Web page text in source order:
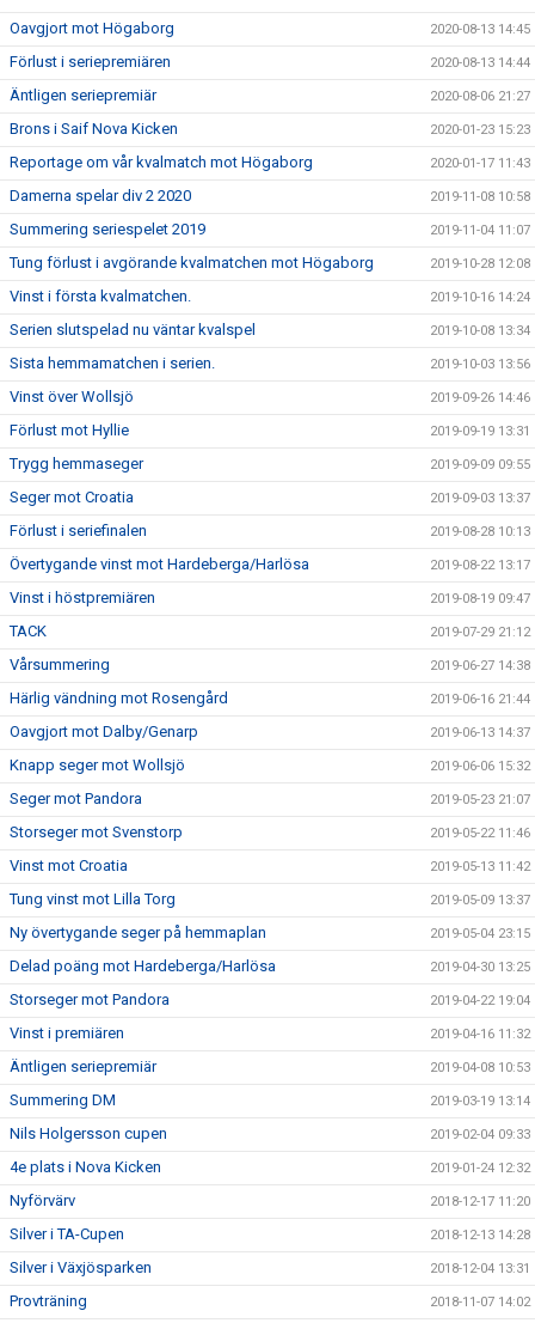
Oavgjort mot Högaborg 2020-08-13 14:45
Förlust i seriepremiären 2020-08-13 14:44
Äntligen seriepremiär 2020-08-06 21:27
Brons i Saif Nova Kicken 2020-01-23 15:23
Reportage om vår kvalmatch mot Högaborg 2020-01-17 11:43
Damerna spelar div 2 2020 2019-11-08 10:58
Summering seriespelet 2019 2019-11-04 11:07
Tung förlust i avgörande kvalmatchen mot Högaborg 2019-10-28 12:08
Vinst i första kvalmatchen. 2019-10-16 14:24
Serien slutspelad nu väntar kvalspel 2019-10-08 13:34
Sista hemmamatchen i serien. 2019-10-03 13:56
Vinst över Wollsjö 2019-09-26 14:46
Förlust mot Hyllie 2019-09-19 13:31
Trygg hemmaseger 2019-09-09 09:55
Seger mot Croatia 2019-09-03 13:37
Förlust i seriefinalen 2019-08-28 10:13
Övertygande vinst mot Hardeberga/Harlösa 2019-08-22 13:17
Vinst i höstpremiären 2019-08-19 09:47
TACK 2019-07-29 21:12
Vårsummering 2019-06-27 14:38
Härlig vändning mot Rosengård 2019-06-16 21:44
Oavgjort mot Dalby/Genarp 2019-06-13 14:37
Knapp seger mot Wollsjö 2019-06-06 15:32
Seger mot Pandora 2019-05-23 21:07
Storseger mot Svenstorp 2019-05-22 11:46
Vinst mot Croatia 2019-05-13 11:42
Tung vinst mot Lilla Torg 2019-05-09 13:37
Ny övertygande seger på hemmaplan 2019-05-04 23:15
Delad poäng mot Hardeberga/Harlösa 2019-04-30 13:25
Storseger mot Pandora 2019-04-22 19:04
Vinst i premiären 2019-04-16 11:32
Äntligen seriepremiär 2019-04-08 10:53
Summering DM 2019-03-19 13:14
Nils Holgersson cupen 2019-02-04 09:33
4e plats i Nova Kicken 2019-01-24 12:32
Nyförvärv 2018-12-17 11:20
Silver i TA-Cupen 2018-12-13 14:28
Silver i Växjösparken 2018-12-04 13:31
Provträning 2018-11-07 14:02